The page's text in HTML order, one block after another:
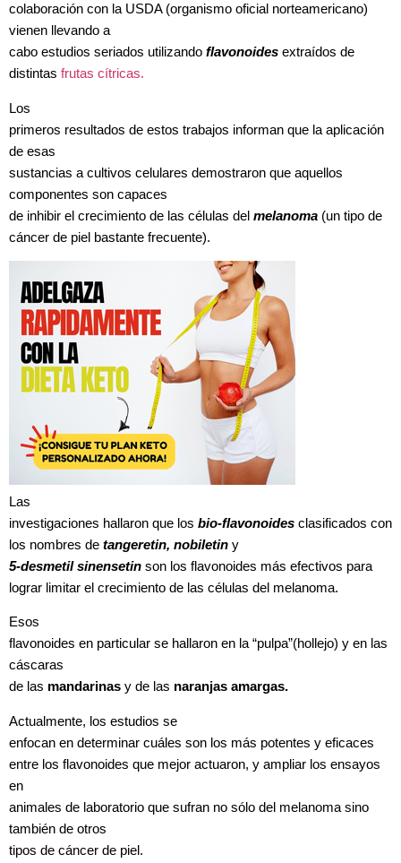
colaboración con la USDA (organismo oficial norteamericano)
vienen llevando a
cabo estudios seriados utilizando flavonoides extraídos de
distintas frutas cítricas.
Los
primeros resultados de estos trabajos informan que la aplicación
de esas
sustancias a cultivos celulares demostraron que aquellos
componentes son capaces
de inhibir el crecimiento de las células del melanoma (un tipo de
cáncer de piel bastante frecuente).
Las
investigaciones hallaron que los bio-flavonoides clasificados con
los nombres de tangeretin, nobiletin y
5-desmetil sinensetin son los flavonoides más efectivos para
lograr limitar el crecimiento de las células del melanoma.
Esos
flavonoides en particular se hallaron en la “pulpa”(hollejo) y en las
cáscaras
de las mandarinas y de las naranjas amargas.
Actualmente, los estudios se
enfocan en determinar cuáles son los más potentes y eficaces
entre los flavonoides que mejor actuaron, y ampliar los ensayos
en
animales de laboratorio que sufran no sólo del melanoma sino
también de otros
tipos de cáncer de piel.